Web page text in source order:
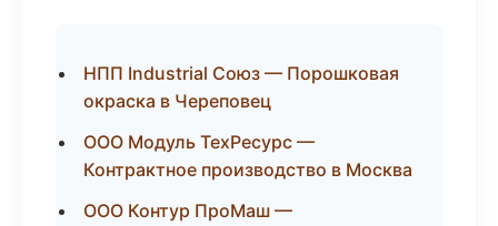
НПП Industrial Союз — Порошковая
окраска в Череповец
ООО Модуль ТехРесурс —
Контрактное производство в Москва
ООО Контур ПроМаш —